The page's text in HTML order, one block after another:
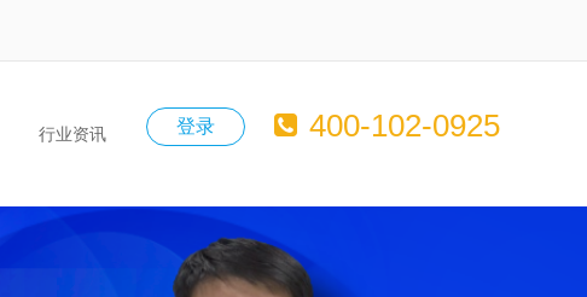
行业资讯 登录 400-102-0925